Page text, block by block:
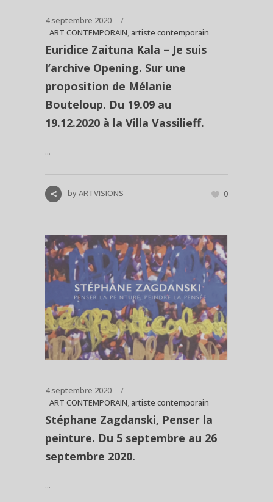
4 septembre 2020
ART CONTEMPORAIN, artiste contemporain
Euridice Zaituna Kala – Je suis
l’archive Opening. Sur une
proposition de Mélanie
Bouteloup. Du 19.09 au
19.12.2020 à la Villa Vassilieff.
...
byARTVISIONS 0
4 septembre 2020
ART CONTEMPORAIN, artiste contemporain
Stéphane Zagdanski, Penser la
peinture. Du 5 septembre au 26
septembre 2020.
...